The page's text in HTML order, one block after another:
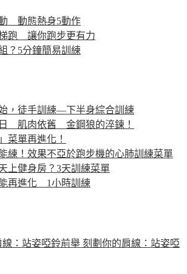
動態熱身5動作
跑 讓你跑步更有力
？5分鐘簡易訓練
，徒手訓練—下半身綜合訓練
肌肉依舊 金鋼狼的淬鍊！
菜單再進化！
練！效果不亞於跑步機的心肺訓練菜單
上健身房？3天訓練菜單
再進化 1小時訓練
刻劃你的肩線：站姿啞